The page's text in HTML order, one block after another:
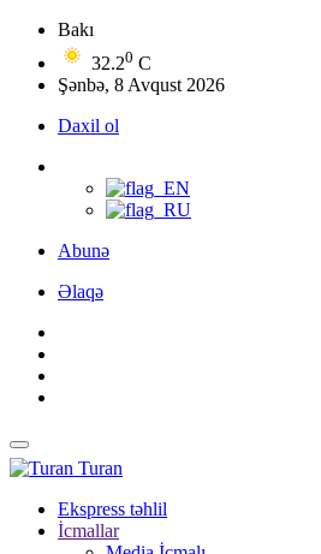
Bakı
32.20 C
Şənbə, 8 Avqust 2026
Daxil ol
Abunə
Əlaqə
Turan
Ekspress təhlil
İcmallar